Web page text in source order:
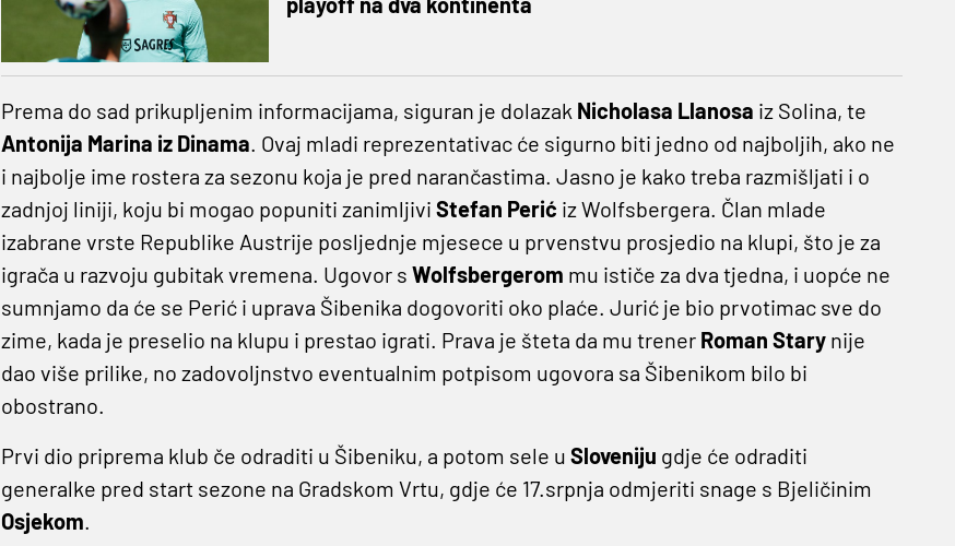
Prema do sad prikupljenim informacijama, siguran je dolazak Nicholasa Llanosa iz Solina, te
Antonija Marina iz Dinama. Ovaj mladi reprezentativac će sigurno biti jedno od najboljih, ako ne
i najbolje ime rostera za sezonu koja je pred narančastima. Jasno je kako treba razmišljati i o
zadnjoj liniji, koju bi mogao popuniti zanimljivi Stefan Perić iz Wolfsbergera. Član mlade
izabrane vrste Republike Austrije posljednje mjesece u prvenstvu prosjedio na klupi, što je za
igrača u razvoju gubitak vremena. Ugovor s Wolfsbergerom mu ističe za dva tjedna, i uopće ne
sumnjamo da će se Perić i uprava Šibenika dogovoriti oko plaće. Jurić je bio prvotimac sve do
zime, kada je preselio na klupu i prestao igrati. Prava je šteta da mu trener Roman Starynije
dao više prilike, no zadovoljnstvo eventualnim potpisom ugovora sa Šibenikom bilo bi
obostrano.
Prvi dio priprema klub če odraditi u Šibeniku, a potom sele u Sloveniju gdje će odraditi
generalke pred start sezone na Gradskom Vrtu, gdje će 17.srpnja odmjeriti snage s Bjeličinim
Osjekom.